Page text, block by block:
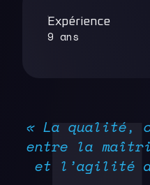
Expérience
9 ans
« La qualité,
entre la
et l’agilité